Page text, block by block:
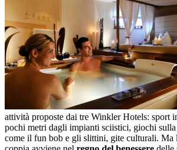
attività proposte dai tre Winkler Hotels: sport
pochi metri dagli impianti sciistici, giochi
come il fun bob e gli slittini, gite culturali. Ma